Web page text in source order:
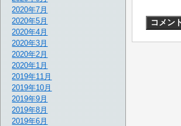
2020年7月
2020年5月
2020年4月
2020年3月
2020年2月
2020年1月
2019年11月
2019年10月
2019年9月
2019年8月
2019年6月